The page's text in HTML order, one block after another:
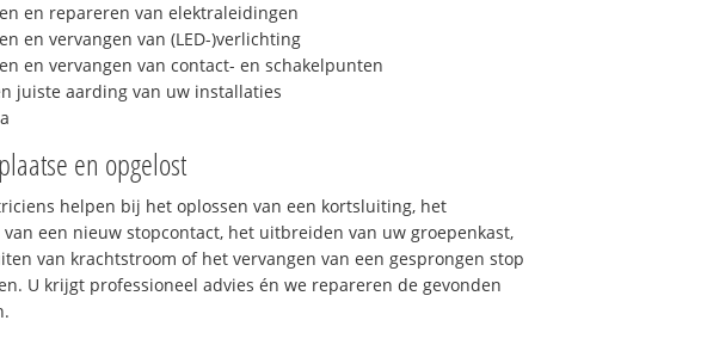
en repareren van elektraleidingen
en vervangen van (LED-)verlichting
en vervangen van contact- en schakelpunten
juiste aarding van uw installaties
en opgelost
helpen bij het oplossen van een kortsluiting, het
van een nieuw stopcontact, het uitbreiden van uw groepenkast,
van krachtstroom of het vervangen van een gesprongen stop
U krijgt professioneel advies én we repareren de gevonden